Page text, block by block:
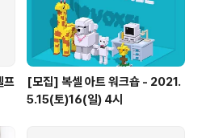
프
[모집] 복셀 아트 워크숍 - 2021.
5.15(토)16(일) 4시